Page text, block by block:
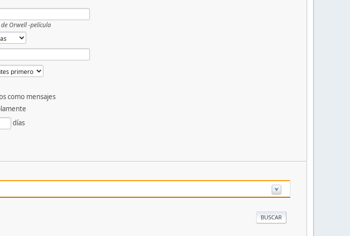
Orwell -película
como mensajes
días